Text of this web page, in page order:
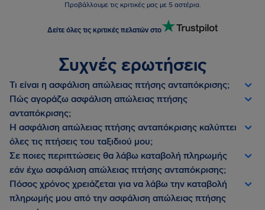
Προβάλλουμε τις κριτικές μας με 5 αστέρια.
Δείτε όλες τις κριτικές πελατών στο
Συχνές ερωτήσεις
Τι είναι η ασφάλιση απώλειας πτήσης ανταπόκρισης;
Πώς αγοράζω ασφάλιση απώλειας πτήσης
ανταπόκρισης;
Η ασφάλιση απώλειας πτήσης ανταπόκρισης καλύπτει
όλες τις πτήσεις του ταξιδιού μου;
Σε ποιες περιπτώσεις θα λάβω καταβολή πληρωμής
εάν έχω ασφάλιση απώλειας πτήσης ανταπόκρισης;
Πόσος χρόνος χρειάζεται για να λάβω την καταβολή
πληρωμής μου από την ασφάλιση απώλειας πτήσης